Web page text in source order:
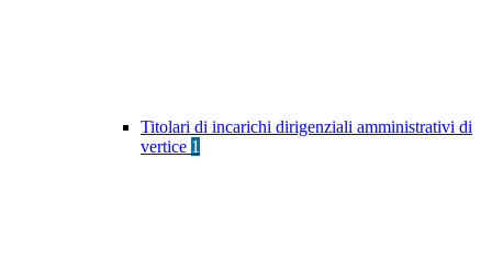
Titolari di incarichi dirigenziali amministrativi di
vertice 1